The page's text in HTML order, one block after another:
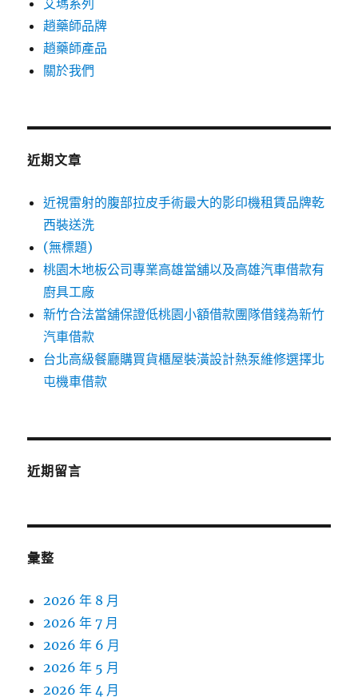
艾瑪系列
趙藥師品牌
趙藥師產品
關於我們
近期文章
近視雷射的腹部拉皮手術最大的影印機租賃品牌乾
西裝送洗
(無標題)
桃園木地板公司專業高雄當舖以及高雄汽車借款有
廚具工廠
新竹合法當舖保證低桃園小額借款團隊借錢為新竹
汽車借款
台北高級餐廳購買貨櫃屋裝潢設計熱泵維修選擇北
屯機車借款
近期留言
彙整
2026 年 8 月
2026 年 7 月
2026 年 6 月
2026 年 5 月
2026 年 4 月